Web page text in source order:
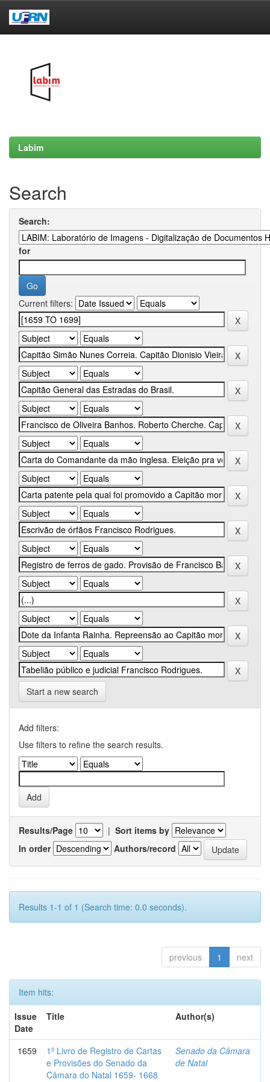
Labim
Search
Search:
for
Current filters:
Start a new search
Add filters:
Use filters to refine the search results.
Results/Page | Sort items by
In order
Authors/record
Results 1-1 of 1 (Search time: 0.0 seconds).
previous 1 next
Item hits:
Issue
Date
Title Author(s)
1659
1º Livro de Registro de Cartas
e Provisões do Senado da
Câmara do Natal 1659- 1668
Senado da Câmara
de Natal